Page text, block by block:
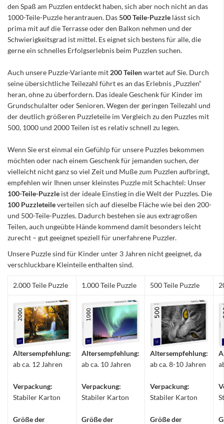
den Spaß am Puzzlen entdeckt haben, sich aber noch nicht an das
1000-Teile-Puzzle herantrauen. Das500 Teile-Puzzle lässt sich
prima mit auf die Terrasse oder den Balkon nehmen und der
Schwierigkeitsgrad ist mittel. Es eignet sich bestens für alle, die
gerne ein schnelles Erfolgserlebnis beim Puzzlen suchen.
Auch unsere Puzzle-Variante mit 200 Teilenwartet auf Sie. Durch
seine übersichtliche Teilezahl führt es an das Erlebnis „Puzzlen“
heran, ohne zu überfordern. Das ideale Geschenk für Kinder im
Grundschulalter oder Senioren. Wegen der geringen Teilezahl und
der deutlich größeren Puzzleteile im Vergleich zu den Puzzles mit
500, 1000 und 2000 Teilen ist es relativ schnell zu legen.
Wenn Sie erst einmal ein Gefühlp für unsere Puzzles bekommen
möchten oder nach einem Geschenk für jemanden suchen, der
vielleicht nicht ganz so viel Zeit und Muße zum Puzzlen aufbringt,
empfehlen wir Ihnen unser kleinstes Puzzle mit Schachtel: Unser
100-Teile-Puzzle ist der ideale Einstieg in die Welt der Puzzles. Die
100 Puzzleteileverteilen sich auf dieselbe Fläche wie bei den 200-
und 500-Teile-Puzzles. Dadurch bestehen sie aus extragroßen
Teilen, auch ungeübte Hände kommend damit besonders leicht
zurecht – gut geeignet speziell für unerfahrene Puzzler.
Unsere Puzzle sind für Kinder unter 3 Jahren nicht geeignet, da
verschluckbare Kleinteile enthalten sind.
2.000 Teile Puzzle 1.000 Teile Puzzle 500 Teile Puzzle
Altersempfehlung:
ab ca. 12 Jahren
Verpackung:
Stabiler Karton
Größe der
Altersempfehlung:
ab ca. 10 Jahren
Verpackung:
Stabiler Karton
Größe der
Altersempfehlung:
ab ca. 8-10 Jahren
Verpackung:
Stabiler Karton
Größe der